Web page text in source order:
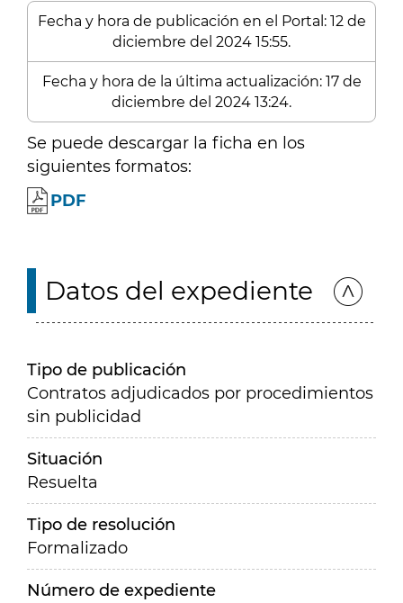
Fecha y hora de publicación en el Portal: 12 de
diciembre del 2024 15:55.
Fecha y hora de la última actualización: 17 de
diciembre del 2024 13:24.
Se puede descargar la ficha en los
siguientes formatos:
PDF
Datos del expediente
Tipo de publicación
Contratos adjudicados por procedimientos
sin publicidad
Situación
Resuelta
Tipo de resolución
Formalizado
Número de expediente